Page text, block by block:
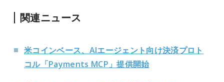
関連ニュース
米コインベース、AIエージェント向け決済プロト
コル「Payments MCP」提供開始